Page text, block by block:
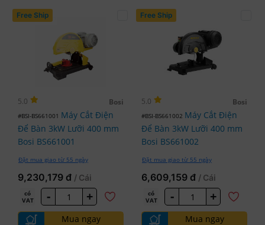
Free Ship
5.0 Bosi
#BSI-BS661001 Máy Cắt Điện
Để Bàn 3kW Lưỡi 400 mm
Bosi BS661001
Đặt mua giao từ 55 ngày
9,230,179 đ / Cái
có
VAT
- +
Mua ngay
Free Ship
5.0 Bosi
#BSI-BS661002 Máy Cắt Điện
Để Bàn 3kW Lưỡi 400 mm
Bosi BS661002
Đặt mua giao từ 55 ngày
6,609,159 đ / Cái
có
VAT
- +
Mua ngay